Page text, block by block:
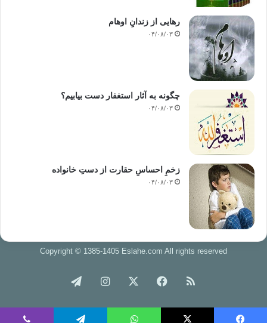
رهایی از زندانِ اوهام
۰۴/۰۸/۰۳
چگونه به آثار استغفار دست بیابیم؟
۰۴/۰۸/۰۳
زخمِ احساسِ حقارت از دستِ خانواده
۰۴/۰۸/۰۳
Copyright © 1385-1405 Eslahe.com All rights reserved
خوراک فیس
بوک
اینستاگرام